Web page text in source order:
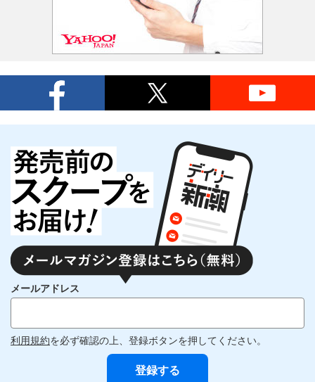
メールアドレス
利用規約を必ず確認の上、登録ボタンを押してください。